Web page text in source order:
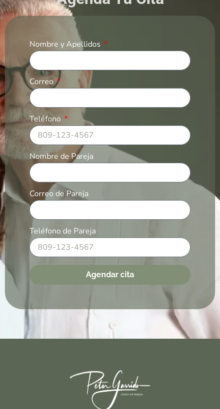
Nombre y Apellidos
Correo
Teléfono
Nombre de Pareja
Correo de Pareja
Teléfono de Pareja
Agendar cita